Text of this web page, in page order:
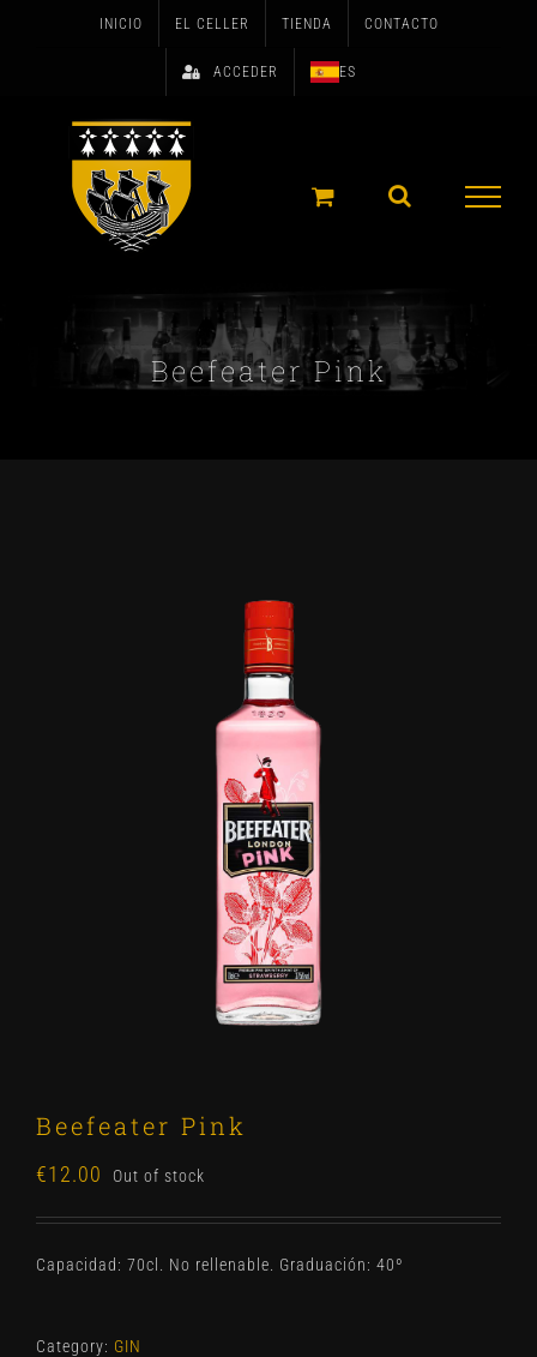
INICIO EL CELLER TIENDA CONTACTO
ACCEDER ES
Beefeater Pink
Beefeater Pink
€12.00 Out of stock
Capacidad: 70cl. No rellenable. Graduación: 40º
Category: GIN